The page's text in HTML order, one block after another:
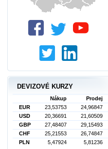
DEVIZOVÉ KURZY
Nákup
Prodej
EUR
23,53753
24,96847
USD
20,36691
21,60509
GBP
27,48407
29,15493
CHF
25,21553
26,74847
PLN
5,47924 5,81236